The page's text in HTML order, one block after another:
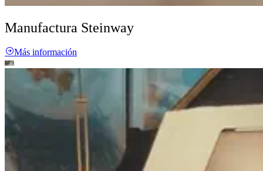
Manufactura Steinway
Más información